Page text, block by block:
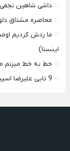
داشی شاهین
محاصره مشتاق
ما ردش کردیم
اینستا)
خط به خط میزنم
9 تایی علیرضا اسپید